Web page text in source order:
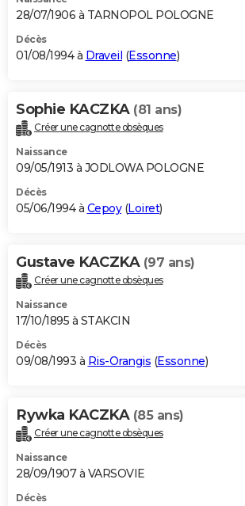
28/07/1906 à TARNOPOL POLOGNE
Décès
01/08/1994 à Draveil (Essonne)
Sophie KACZKA (81 ans)
Créer une cagnotte obsèques
Naissance
09/05/1913 à JODLOWA POLOGNE
Décès
05/06/1994 à Cepoy(Loiret)
Gustave KACZKA (97 ans)
Créer une cagnotte obsèques
Naissance
17/10/1895 à STAKCIN
Décès
09/08/1993 à Ris-Orangis (Essonne)
Rywka KACZKA (85 ans)
Créer une cagnotte obsèques
Naissance
28/09/1907 à VARSOVIE
Décès